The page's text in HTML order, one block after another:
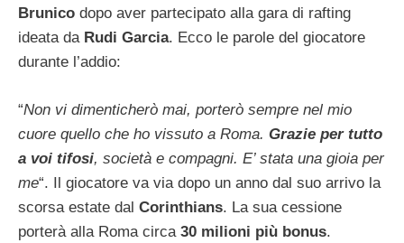
Brunico dopo aver partecipato alla gara di rafting
ideata da Rudi Garcia. Ecco le parole del giocatore
durante l’addio:
“Non vi dimenticherò mai, porterò sempre nel mio
cuore quello che ho vissuto a Roma. Grazie per tutto
a voi tifosi, società e compagni. E’ stata una gioia per
me“. Il giocatore va via dopo un anno dal suo arrivo la
scorsa estate dal Corinthians. La sua cessione
porterà alla Roma circa 30 milioni più bonus.